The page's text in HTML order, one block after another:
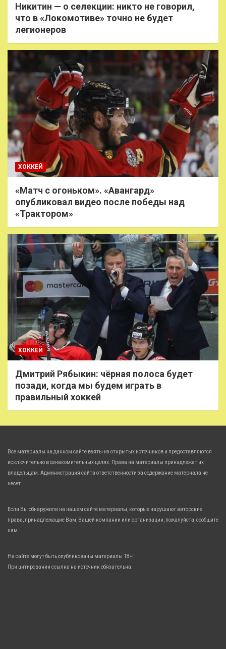
Никитин — о селекции: никто не говорил,
что в «Локомотиве» точно не будет
легионеров
ХОККЕЙ
«Матч с огоньком». «Авангард»
опубликовал видео после победы над
«Трактором»
ХОККЕЙ
Дмитрий Рябыкин: чёрная полоса будет
позади, когда мы будем играть в
правильный хоккей
Все материалы на данном сайте взяты из открытых источников и предоставляются
исключительно в ознакомительных целях. Права на материалы принадлежат их
владельцам. Администрация сайта ответственности за содержание материала не
несет.
Если Вы обнаружили на нашем сайте материалы, которые нарушают авторские
права, принадлежащие Вам, Вашей компании или организации, пожалуйста, сообщите
нам.
На сайте могут быть опубликованы материалы 18+!
При цитировании ссылка на источник обязательна.